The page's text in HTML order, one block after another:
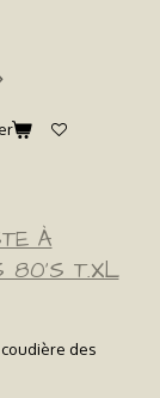
À
80'S T.XL
des